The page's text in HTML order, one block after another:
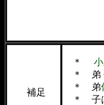
補足
＊
＊ 弟
＊ 弟
＊ 子